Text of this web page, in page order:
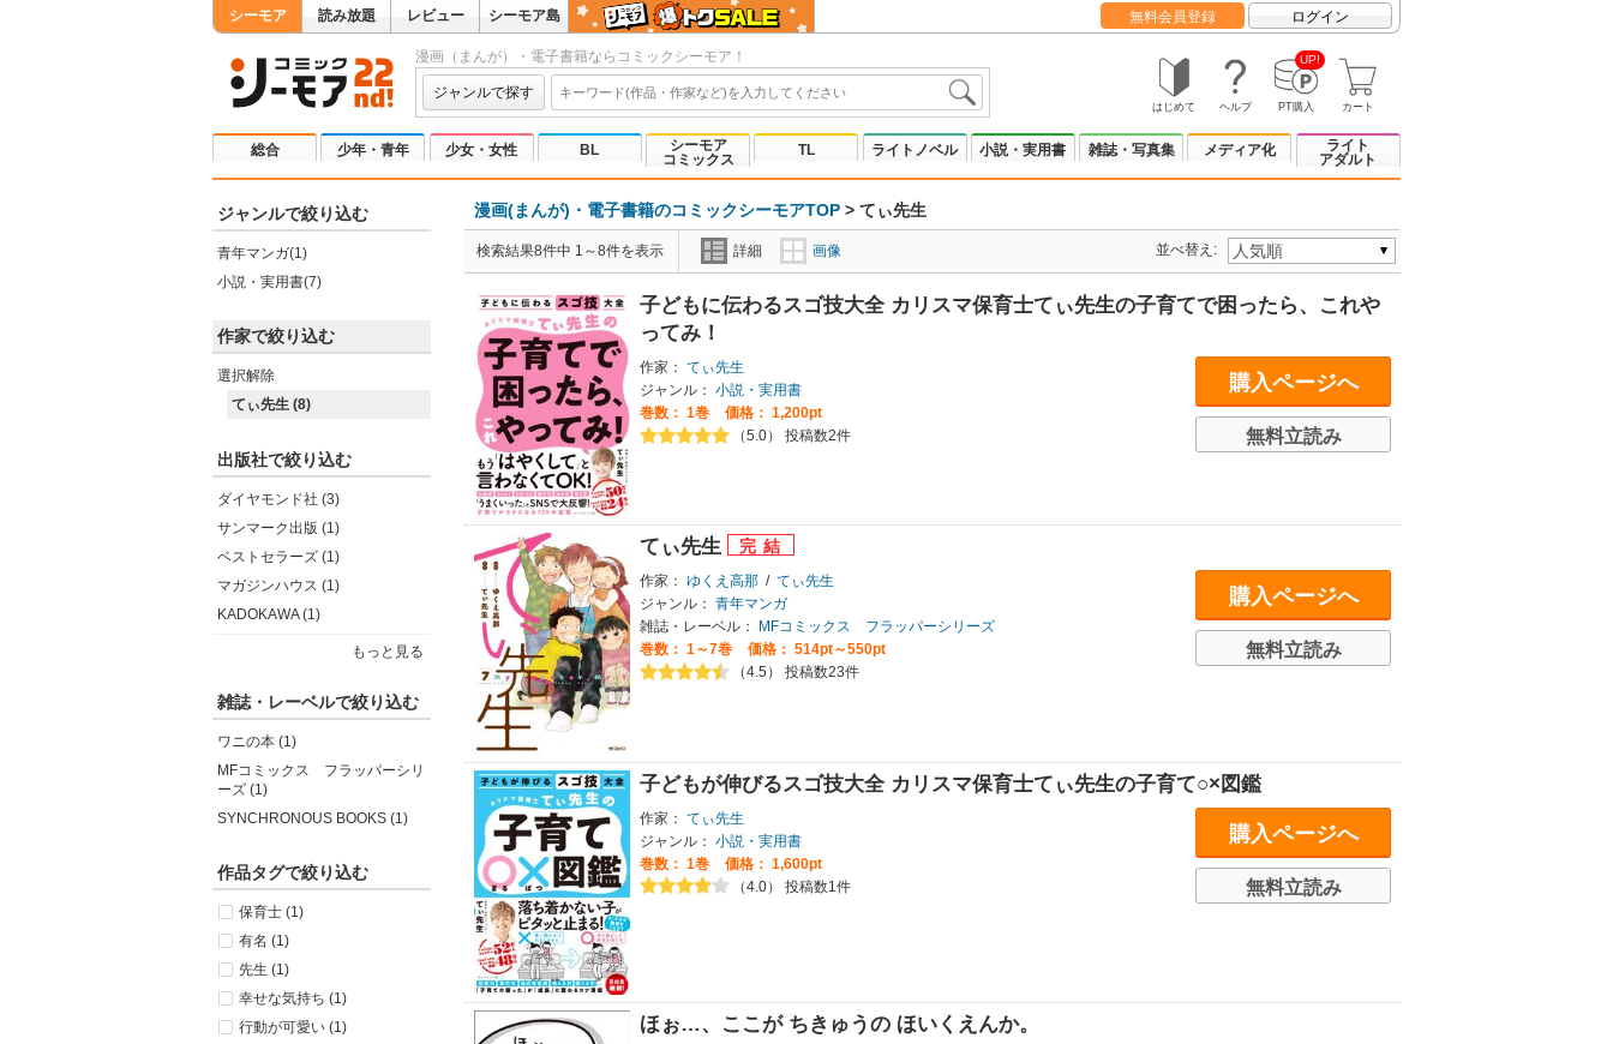
シーモア 読み放題 レビュー シーモア島 無料会員登録 ログイン
漫画（まんが）・電子書籍ならコミックシーモア！
ジャンルで探す
はじめて ヘルプ
UP!
PT購入 カート
総合 少年・青年 少女・女性 BL
シーモア
コミックス
TL ライトノベル 小説・実用書 雑誌・写真集 メディア化
ライト
アダルト
ジャンルで絞り込む
青年マンガ(1)
小説・実用書(7)
作家で絞り込む
選択解除
てぃ先生 (8)
出版社で絞り込む
ダイヤモンド社 (3)
サンマーク出版 (1)
ベストセラーズ (1)
マガジンハウス (1)
KADOKAWA (1)
もっと見る
雑誌・レーベルで絞り込む
ワニの本 (1)
MFコミックス フラッパーシリ
ーズ (1)
SYNCHRONOUS BOOKS (1)
作品タグで絞り込む
保育士 (1)
有名 (1)
先生 (1)
幸せな気持ち (1)
行動が可愛い (1)
漫画(まんが)・電子書籍のコミックシーモアTOP > てぃ先生
検索結果8件中 1～8件を表示 詳細 画像 並べ替え:
子どもに伝わるスゴ技大全 カリスマ保育士てぃ先生の子育てで困ったら、これや
ってみ！
作家： てぃ先生
ジャンル： 小説・実用書
巻数： 1巻
価格： 1,200pt
（5.0） 投稿数2件
購入ページへ
無料立読み
てぃ先生
作家： ゆくえ高那 / てぃ先生
ジャンル： 青年マンガ
雑誌・レーベル：
MFコミックス フラッパーシリーズ
巻数： 1～7巻
価格： 514pt～550pt
（4.5） 投稿数23件
購入ページへ
無料立読み
子どもが伸びるスゴ技大全 カリスマ保育士てぃ先生の子育て○×図鑑
作家： てぃ先生
ジャンル： 小説・実用書
巻数： 1巻
価格： 1,600pt
（4.0） 投稿数1件
購入ページへ
無料立読み
ほぉ…、ここが ちきゅうの ほいくえんか。